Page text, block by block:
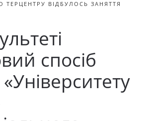
ТЕРЦЕНТРУ ВІДБУЛОСЬ ЗАНЯТТЯ
спосіб